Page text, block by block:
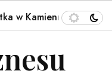
w Kamiennej Górze.